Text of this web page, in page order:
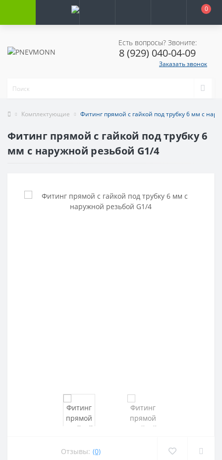
0
Есть вопросы? Звоните:
8 (929) 040-04-09
Заказать звонок
Комплектующие Фитинг прямой с гайкой под трубку 6 мм с
Фитинг прямой с гайкой под трубку 6
мм с наружной резьбой G1/4
Отзывы: (0)